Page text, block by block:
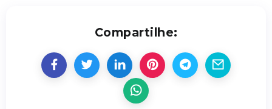
Compartilhe: